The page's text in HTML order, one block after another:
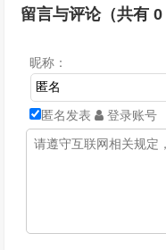
留言与评论（共有0
昵称：
匿名发表 登录账号